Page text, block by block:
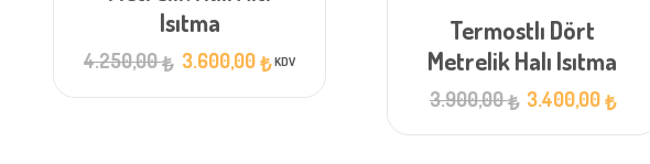
Isıtma
4.250,00₺
Orijinal
fiyat:
3.600,00₺andaki
KDV
Termostlı Dört
Metrelik Halı Isıtma
3.900,00₺
Orijinal
fiyat:
3.400,00₺andaki